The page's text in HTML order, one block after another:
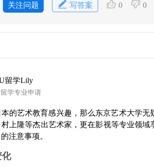
关注问题 写答案 0 0
留学Lily
留学专业申请
的艺术教育感兴趣，那么东京艺术大学
上隆等杰出艺术家，更在影视等专业领
注意事项。
化